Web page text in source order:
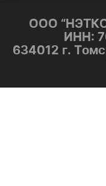
ООО
ИНН:
634012 г.